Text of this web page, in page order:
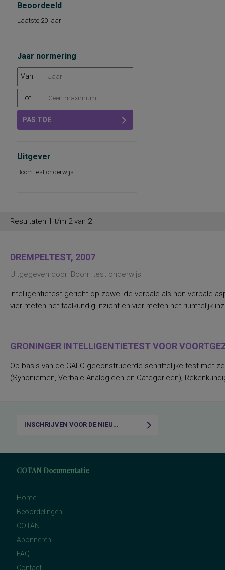
Beoordeeld
Laatste 20 jaar
Jaar normering
Van:
Tot:
PAS TOE
Uitgever
Boom test onderwijs
Resultaten 1 t/m 2 van 2
DREMPELTEST, 2007
Uitgegeven door: Boom test onderwijs
Intelligentietest gericht op zowel de verbale als non-verbale
vier meten het taalkundig inzicht en vier meten het ruimtelijk
GRONINGER INTELLIGENTIETEST VOOR
Op basis van de GALO geconstrueerde schriftelijke test met
(Synoniemen, Verbale Analogieën en Categorieën);
INSCHRIJVEN VOOR DE NIEUWSBRIEF
COTAN Documentatie
Home
Beoordelingen
COTAN
Abonneren
FAQ
Contact